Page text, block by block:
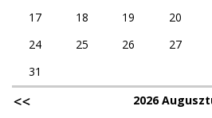
17
18 19 20
24
25 26 27
31
2026